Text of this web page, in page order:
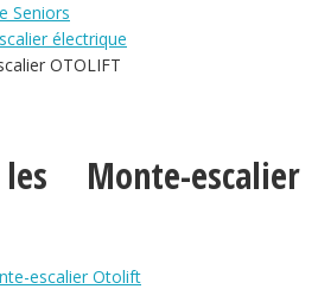
Seniors
électrique
OTOLIFT
Monte-escalier
escalier Otolift